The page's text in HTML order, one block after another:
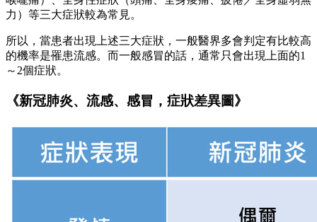
力）等三大症狀較為常見。
所以，當患者出現上述三大症狀，一般醫界多會判定有比較高
的機率是罹患流感。而一般感冒的話，通常只會出現上面的1
～2個症狀。
《新冠肺炎、流感、感冒，症狀差異圖》